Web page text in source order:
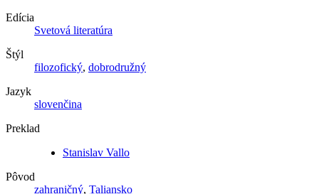
Edícia
Svetová literatúra
Štýl
filozofický, dobrodružný
Jazyk
slovenčina
Preklad
Stanislav Vallo
Pôvod
zahraničný, Taliansko